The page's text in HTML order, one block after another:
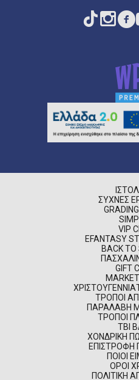
ΣΥΧΝΈΣ
VIP
EFANTASY
BACK TO
GIFT
ΤΡΌΠΟΙ
ΠΑΡΑΛΑΒΉ
ΤΡΌΠΟΙ
TBI
ΧΟΝΔΡΙΚΉ
ΕΠΙΣΤΡΟΦΉ
ΠΟΙΟΊ
ΌΡΟΙ
ΠΟΛΙΤΙΚΉ